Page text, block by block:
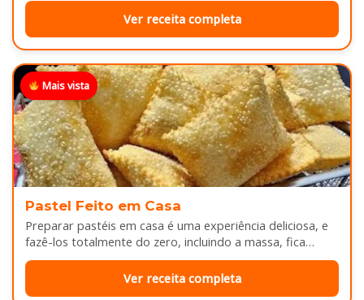
Ver receita completa
Mais vista
Pastel Feito em Casa
Preparar pastéis em casa é uma experiência deliciosa, e
fazê-los totalmente do zero, incluindo a massa, fica
melhor ainda...
Ver receita completa